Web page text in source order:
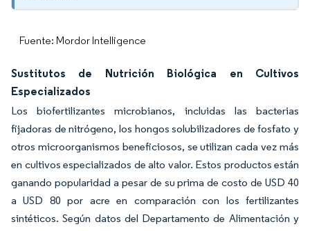
Fuente: Mordor Intelligence
Sustitutos de Nutrición Biológica en Cultivos
Especializados
Los biofertilizantes microbianos, incluidas las bacterias
fijadoras de nitrógeno, los hongos solubilizadores de fosfato y
otros microorganismos beneficiosos, se utilizan cada vez más
en cultivos especializados de alto valor. Estos productos están
ganando popularidad a pesar de su prima de costo de USD 40
a USD 80 por acre en comparación con los fertilizantes
sintéticos. Según datos del Departamento de Alimentación y